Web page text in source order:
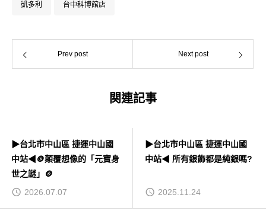
凱多利 台中科博館店
Prev post Next post
関連記事
▶台北市中山區 捷運中山國
中站◀🪙顛覆想像的「元寶身
世之謎」🪙
2026.07.07
▶台北市中山區 捷運中山國
中站◀ 所有銀飾都是純銀嗎?
2025.11.24